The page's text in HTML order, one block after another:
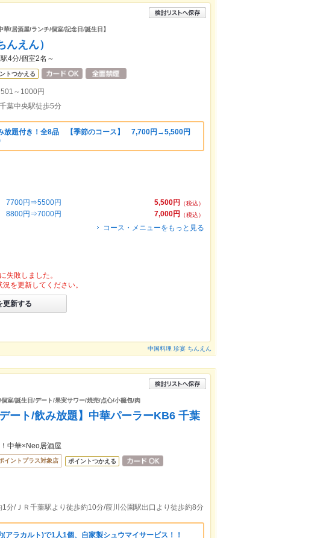
華/居酒屋/ランチ/個室/記念日/誕生日】
えん）
4分/個室2名～
トつかえる
501～1000円
葉中央駅徒歩5分
放題付き！全8品 【季節のコース】 7,700円→5,500円
5,500円
（税込）
7700円⇒5500円
7,000円
（税込）
8800円⇒7000円
コース・メニューをもっと見る
失敗しました。
を更新してください。
更新する
中国料理 珍宴 ちんえん
室/誕生日/デート/果実サワー/焼売/点心/小籠包/肉
ート/飲み放題】中華パーラーKB6 千葉
中華×Neo居酒屋
イントプラス対象店 ポイントつかえる
分/ＪＲ千葉駅より徒歩約10分/葭川公園駅出口より徒歩約8分
(アラカルト)で1人1個、自家製シュウマイサービス！！